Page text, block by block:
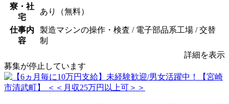
寮・社
宅
あり（無料）
仕事内
容
製造マシンの操作・検査 / 電子部品系工場 / 交替
制
詳細を表示
募集が停止しています